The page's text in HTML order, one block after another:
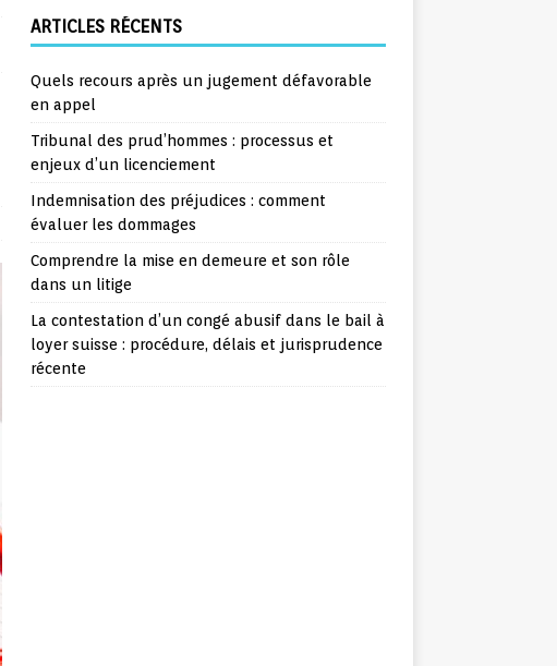
ARTICLES RÉCENTS
Quels recours après un jugement défavorable
en appel
Tribunal des prud’hommes : processus et
enjeux d’un licenciement
Indemnisation des préjudices : comment
évaluer les dommages
Comprendre la mise en demeure et son rôle
dans un litige
La contestation d’un congé abusif dans le bail à
loyer suisse : procédure, délais et jurisprudence
récente